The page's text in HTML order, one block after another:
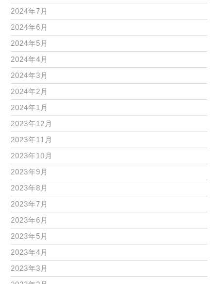
2024年7月
2024年6月
2024年5月
2024年4月
2024年3月
2024年2月
2024年1月
2023年12月
2023年11月
2023年10月
2023年9月
2023年8月
2023年7月
2023年6月
2023年5月
2023年4月
2023年3月